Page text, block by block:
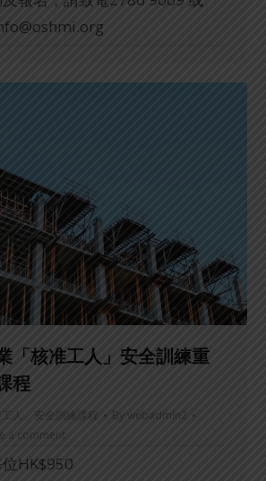
「核准工人」安全訓練重
程
人」安全訓練課程 Bywebadmin2
a comment
HK$950